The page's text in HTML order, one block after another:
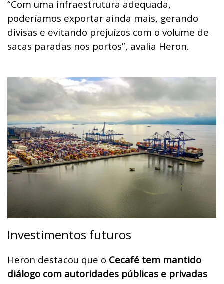
“Com uma infraestrutura adequada,
poderíamos exportar ainda mais, gerando
divisas e evitando prejuízos com o volume de
sacas paradas nos portos”, avalia Heron.
Investimentos futuros
Heron destacou que o Cecafé tem mantido
diálogo com autoridades públicas e privadas